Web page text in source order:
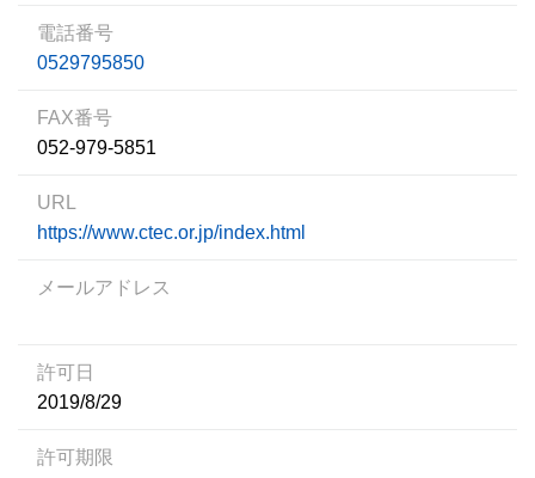
電話番号
0529795850
FAX番号
052-979-5851
URL
https://www.ctec.or.jp/index.html
メールアドレス
許可日
2019/8/29
許可期限